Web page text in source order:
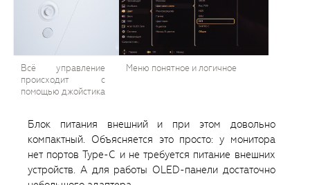
Всё управление
происходит с
помощью джойстика
Меню понятное и логичное
Блок питания внешний и при этом довольно
компактный. Объясняется это просто: у монитора
нет портов Type-C и не требуется питание внешних
устройств. А для работы OLED-панели достаточно